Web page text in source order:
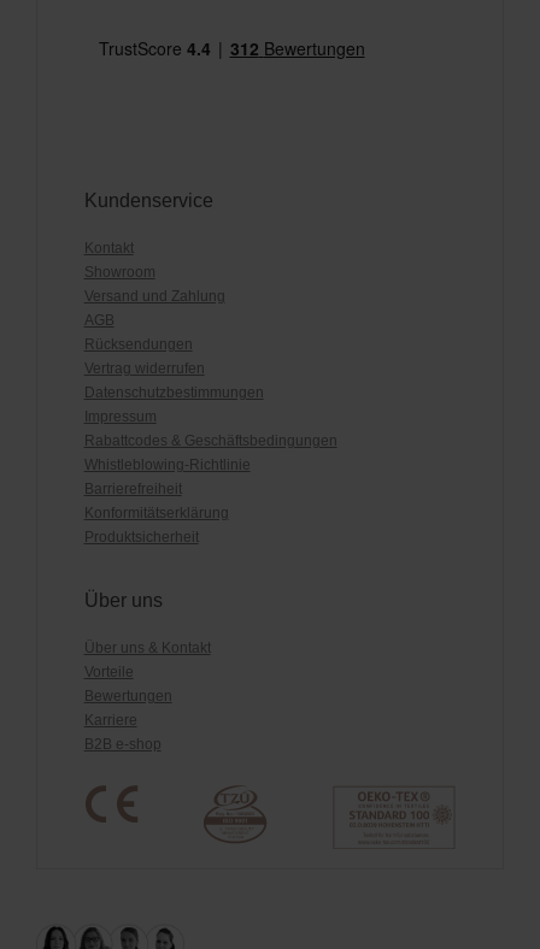
Kundenservice
Kontakt
Showroom
Versand und Zahlung
AGB
Rücksendungen
Vertrag widerrufen
Datenschutzbestimmungen
Impressum
Rabattcodes & Geschäftsbedingungen
Whistleblowing-Richtlinie
Barrierefreiheit
Konformitätserklärung
Produktsicherheit
Über uns
Über uns & Kontakt
Vorteile
Bewertungen
Karriere
B2B e-shop